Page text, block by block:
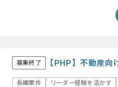
募集終了 【PHP】不動産
長期案件 リーダー経験を活かす